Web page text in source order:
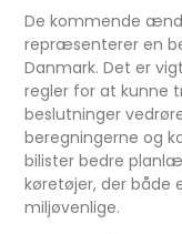
De kommende
repræsenterer en
Danmark. Det er
regler for at kunne
beslutninger
beregningerne og
bilister bedre
køretøjer, der både
miljøvenlige.